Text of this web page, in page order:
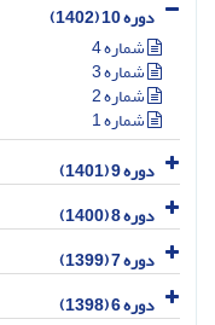
دوره 10 (1402)
شماره 4
شماره 3
شماره 2
شماره 1
دوره 9 (1401)
دوره 8 (1400)
دوره 7 (1399)
دوره 6 (1398)